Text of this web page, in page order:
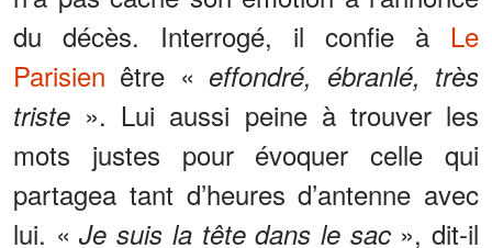
du décès. Interrogé, il confie à Le
Parisien être «effondré, ébranlé, très
triste ». Lui aussi peine à trouver les
mots justes pour évoquer celle qui
partagea tant d’heures d’antenne avec
lui. «Je suis la tête dans le sac», dit-il